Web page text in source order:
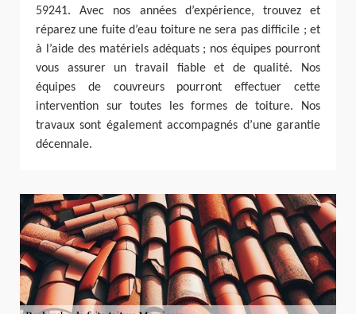
59241. Avec nos années d’expérience, trouvez et
réparez une fuite d’eau toiture ne sera pas difficile ; et
à l’aide des matériels adéquats ; nos équipes pourront
vous assurer un travail fiable et de qualité. Nos
équipes de couvreurs pourront effectuer cette
intervention sur toutes les formes de toiture. Nos
travaux sont également accompagnés d’une garantie
décennale.